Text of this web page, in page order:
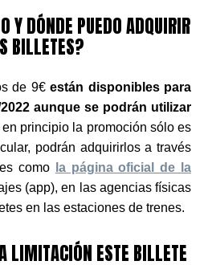
Y DÓNDE PUEDO ADQUIRIR
BILLETES?
de 9€están disponibles para
aunque se podrán utilizar
principio la promoción sólo es
podrán adquirirlos a través
como
la página oficial de la
(app), en las agencias físicas
en las estaciones de trenes.
LIMITACIÓN ESTE BILLETE